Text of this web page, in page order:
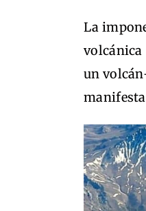
La
volcánica
un